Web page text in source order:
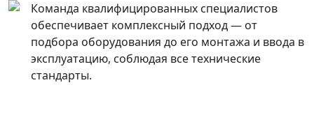
Команда квалифицированных специалистов
обеспечивает комплексный подход — от
подбора оборудования до его монтажа и ввода в
эксплуатацию, соблюдая все технические
стандарты.